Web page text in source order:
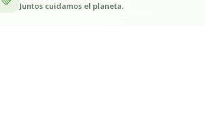
Juntos cuidamos el planeta.